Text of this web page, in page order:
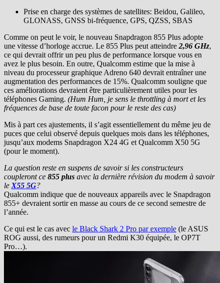
Prise en charge des systèmes de satellites: Beidou, Galileo,
GLONASS, GNSS bi-fréquence, GPS, QZSS, SBAS
Comme on peut le voir, le nouveau Snapdragon 855 Plus adopte
une vitesse d’horloge accrue. Le 855 Plus peut atteindre 2,96 GHz,
ce qui devrait offrir un peu plus de performance lorsque vous en
avez le plus besoin. En outre, Qualcomm estime que la mise à
niveau du processeur graphique Adreno 640 devrait entraîner une
augmentation des performances de 15%. Qualcomm souligne que
ces améliorations devraient être particulièrement utiles pour les
téléphones Gaming. (Hum Hum, je sens le throttling à mort et les
fréquences de base de toute facon pour le reste des cas)
Mis à part ces ajustements, il s’agit essentiellement du même jeu de
puces que celui observé depuis quelques mois dans les téléphones,
jusqu’aux modems Snapdragon X24 4G et Qualcomm X50 5G
(pour le moment).
La question reste en suspens de savoir si les constructeurs
coupleront ce 855 plus avec la dernière révision du modem à savoir
le X55 5G?
Qualcomm indique que de nouveaux appareils avec le Snapdragon
855+ devraient sortir en masse au cours de ce second semestre de
l’année.
Ce qui est le cas avec le Black Shark 2 Pro par exemple (le ASUS
ROG aussi, des rumeurs pour un Redmi K30 équipée, le OP7T
Pro…).